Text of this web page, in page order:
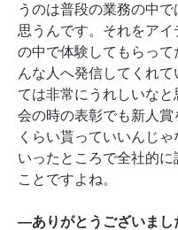
うのは普段の業務の中
思うんです。それをア
の中で体験してもらっ
んな人へ発信してくれ
ては非常にうれしいな
会の時の表彰でも新人
くらい貰っていいんじ
いったところで全社的
ことですよね。
―ありがとうございまし